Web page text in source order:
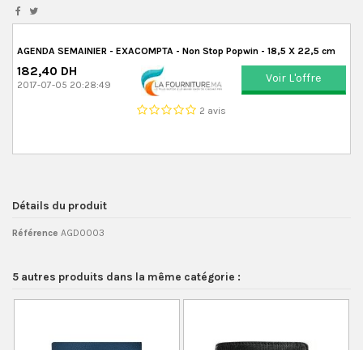
AGENDA SEMAINIER - EXACOMPTA - Non Stop Popwin - 18,5 X 22,5 cm
182,40 DH
2017-07-05 20:28:49
2 avis
Voir L'offre
Détails du produit
Référence AGD0003
5 autres produits dans la même catégorie :